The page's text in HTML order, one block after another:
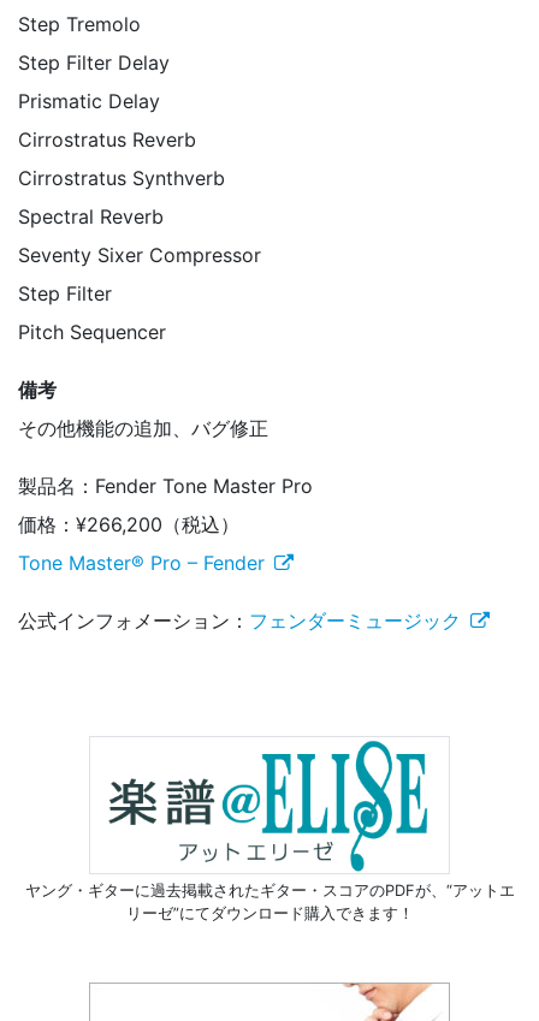
Step Tremolo
Step Filter Delay
Prismatic Delay
Cirrostratus Reverb
Cirrostratus Synthverb
Spectral Reverb
Seventy Sixer Compressor
Step Filter
Pitch Sequencer
備考
その他機能の追加、バグ修正
製品名：Fender Tone Master Pro
価格：¥266,200（税込）
Tone Master® Pro – Fender
公式インフォメーション： フェンダーミュージック
ヤング・ギターに過去掲載されたギター・スコアのPDFが、 “アットエ
リーゼ”にてダウンロード購入できます！